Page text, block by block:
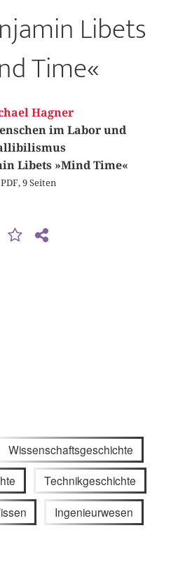
Libets
Time«
Hagner
im Labor und
Libets »Mind Time«
PDF, 9 Seiten
Wissenschaftsgeschichte
Technikgeschichte
Ingenieurwesen